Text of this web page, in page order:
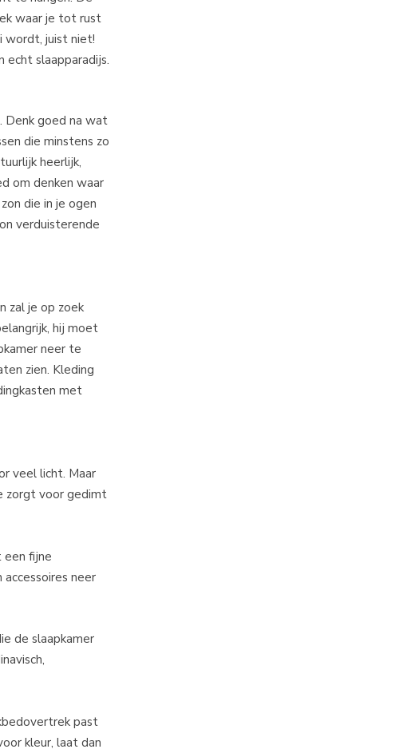
waar je tot rust
wordt, juist niet!
echt slaapparadijs.
Denk goed na wat
die minstens zo
heerlijk,
om denken waar
die in je ogen
verduisterende
zal je op zoek
hij moet
neer te
zien. Kleding
met
veel licht. Maar
zorgt voor gedimt
een fijne
neer
de slaapkamer
past
kleur, laat dan